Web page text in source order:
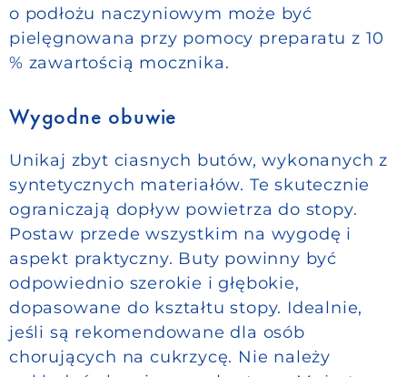
o podłożu naczyniowym może być
pielęgnowana przy pomocy preparatu z 10
% zawartością mocznika.
Wygodne obuwie
Unikaj zbyt ciasnych butów, wykonanych z
syntetycznych materiałów. Te skutecznie
ograniczają dopływ powietrza do stopy.
Postaw przede wszystkim na wygodę i
aspekt praktyczny. Buty powinny być
odpowiednio szerokie i głębokie,
dopasowane do kształtu stopy. Idealnie,
jeśli są rekomendowane dla osób
chorujących na cukrzycę. Nie należy